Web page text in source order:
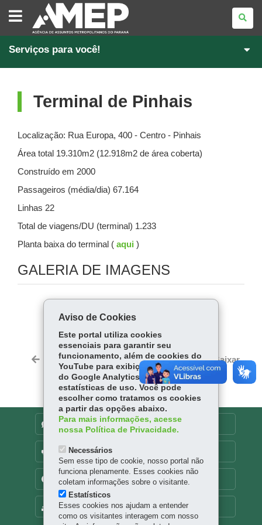
AGÊNCIA
DE
ASSUNTOS
METROPOLITANOS
DO
PARANÁ
Serviços para você!
Terminal de Pinhais
Localização: Rua Europa, 400 - Centro - Pinhais
Área total 19.310m2 (12.918m2 de área coberta)
Construído em 2000
Passageiros (média/dia) 67.164
Linhas 22
Total de viagens/DU (terminal) 1.233
Planta baixa do terminal ( aqui )
GALERIA DE IMAGENS
ce
bo
ok
Tw
itt
er
ts
Ap
p
Voltar Início Imprimir Baixar
MAPA DO SITE
DENUNCIE CORRUPÇÃO
OUVIDORIA
TRANSPARÊNCIA INSTITUCIONAL
Aviso de Cookies
Este portal utiliza cookies
essenciais para garantir seu
funcionamento, além de cookies do
YouTube para exibição de vídeos e
do Google Analytics para coleta de
estatísticas de uso. Você pode
escolher como tratamos os cookies
a partir das opções abaixo.
Para mais informações, acesse
nossa Política de Privacidade.
Necessários
Sem esse tipo de cookie, nosso portal não
funciona plenamente. Esses cookies não
coletam informações sobre o visitante.
Estatísticos
Esses cookies nos ajudam a entender
como os visitantes interagem com nosso